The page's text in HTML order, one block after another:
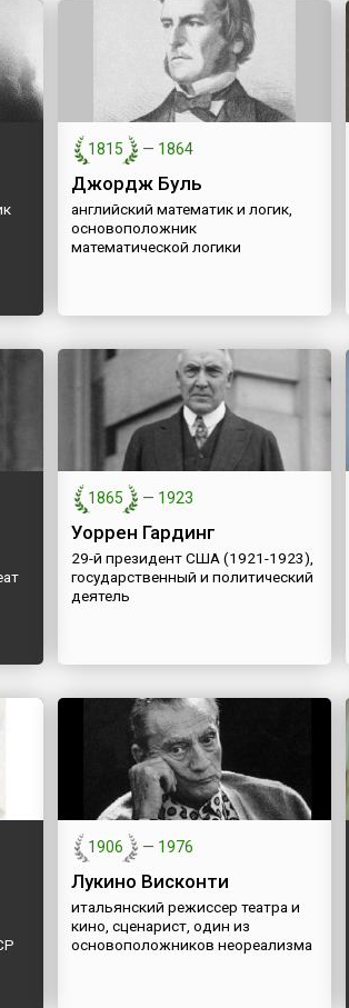
1815 — 1864
Джордж Буль
английский математик и логик,
основоположник
математической логики
1865 — 1923
Уоррен Гардинг
29-й президент США (1921-1923),
государственный и политический
деятель
1906 — 1976
Лукино Висконти
итальянский режиссер театра и
кино, сценарист, один из
основоположников неореализма